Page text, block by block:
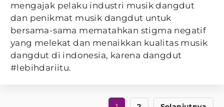
mengajak pelaku industri musik dangdut
dan penikmat musik dangdut untuk
bersama-sama mematahkan stigma negatif
yang melekat dan menaikkan kualitas musik
dangdut di indonesia, karena dangdut
#lebihdariitu.